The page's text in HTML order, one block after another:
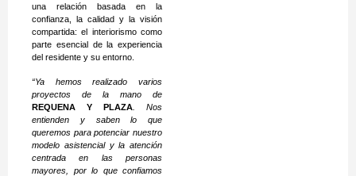
una relación basada en la
confianza, la calidad y la visión
compartida: el interiorismo como
parte esencial de la experiencia
del residente y su entorno.
“Ya hemos realizado varios
proyectos de la mano de
REQUENA Y PLAZA . Nos
entienden y saben lo que
queremos para potenciar nuestro
modelo asistencial y la atención
centrada en las personas
mayores, por lo que confiamos